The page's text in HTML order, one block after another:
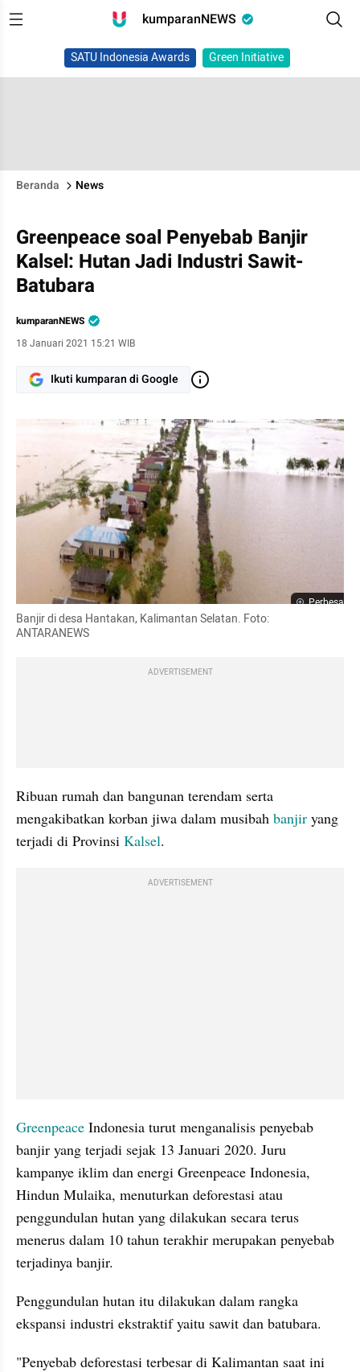
kumparanNEWS
SATU Indonesia Awards Green Initiative
Beranda News
Greenpeace soal Penyebab Banjir
Kalsel: Hutan Jadi Industri Sawit-
Batubara
kumparanNEWS
18 Januari 2021 15:21 WIB
Ikuti kumparan di Google
Perbesar
ANTARANEWS
ADVERTISEMENT
Ribuan rumah dan bangunan terendam serta
mengakibatkan korban jiwa dalam musibah banjir yang
terjadi di Provinsi Kalsel.
ADVERTISEMENT
Greenpeace Indonesia turut menganalisis penyebab
banjir yang terjadi sejak 13 Januari 2020. Juru
Hindun Mulaika, menuturkan deforestasi atau
penggundulan hutan yang dilakukan secara terus
menerus dalam 10 tahun terakhir merupakan penyebab
terjadinya banjir.
Penggundulan hutan itu dilakukan dalam rangka
ekspansi industri ekstraktif yaitu sawit dan batubara.
"Penyebab deforestasi terbesar di Kalimantan saat ini